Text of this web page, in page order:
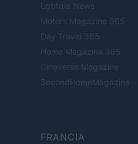
Lgbtqia News
Motors Magazine 365
Day Travel 365
Home Magazine 365
Cineverse Magazine
SecondHomeMagazine
FRANCIA